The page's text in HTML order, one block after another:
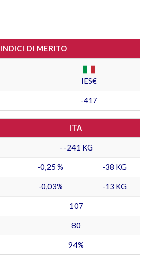
INDICI DI MERITO
IES€
-417
ITA
- -241 KG
-0,25 % -38 KG
-0,03% -13 KG
107
80
94%